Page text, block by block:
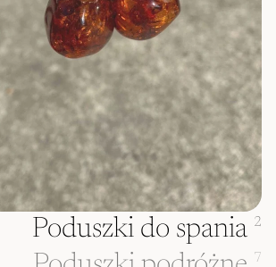
Poduszki do spania 2
7